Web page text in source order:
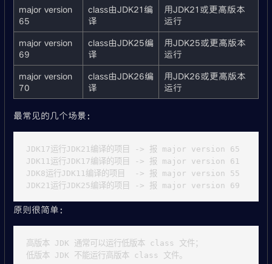
major version
65
class由JDK21编
译
用JDK21或更高版本
运行
major version
69
class由JDK25编
译
用JDK25或更高版本
运行
major version
70
class由JDK26编
译
用JDK26或更高版本
运行
最常见的几个场景：
JDK17运行JDK21编译的项目 -> 报 major version 65
JDK11运行JDK17编译的项目 -> 报 major version 61
JDK8运行JDK11编译的项目  -> 报 major version 55
原则很简单：
高版本 JDK 通常可以运行低版本 class 文件；